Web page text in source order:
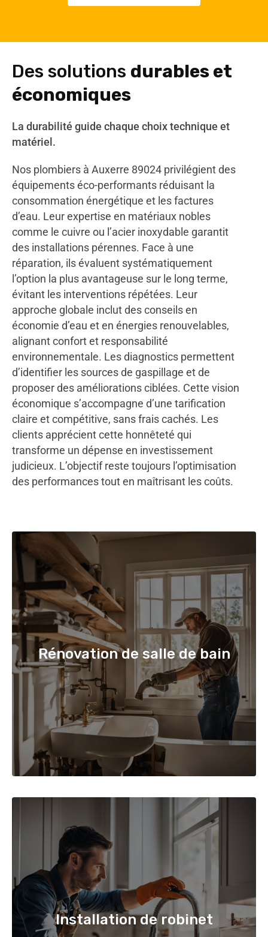
Des solutions durables et
économiques
La durabilité guide chaque choix technique et
matériel.
Nos plombiers à Auxerre 89024 privilégient des
équipements éco-performants réduisant la
consommation énergétique et les factures
d’eau. Leur expertise en matériaux nobles
comme le cuivre ou l’acier inoxydable garantit
des installations pérennes. Face à une
réparation, ils évaluent systématiquement
l’option la plus avantageuse sur le long terme,
évitant les interventions répétées. Leur
approche globale inclut des conseils en
économie d’eau et en énergies renouvelables,
alignant confort et responsabilité
environnementale. Les diagnostics permettent
d’identifier les sources de gaspillage et de
proposer des améliorations ciblées. Cette vision
économique s’accompagne d’une tarification
claire et compétitive, sans frais cachés. Les
clients apprécient cette honnêteté qui
transforme un dépense en investissement
judicieux. L’objectif reste toujours l’optimisation
des performances tout en maîtrisant les coûts.
Rénovation de salle de bain
Installation de robinet